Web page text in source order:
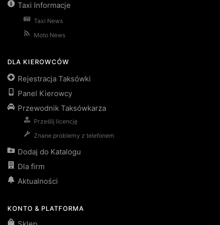
Taxi Informacje
Taxi News
Moto News
DLA KIEROWCÓW
Rejestracja Taksówki
Panel Kierowcy
Przewodnik Taksówkarza
Prześlij licencję
Znane problemy z telefonem
Dodaj do Katalogu
Dla firm
Aktualności
KONTO & PLATFORMA